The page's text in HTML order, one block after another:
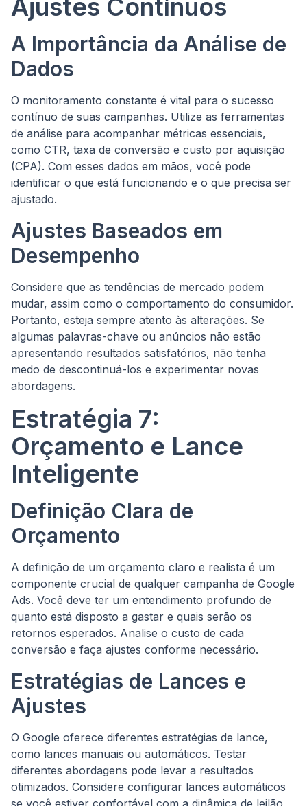
Ajustes Contínuos
A Importância da Análise de
Dados
O monitoramento constante é vital para o sucesso
contínuo de suas campanhas. Utilize as ferramentas
de análise para acompanhar métricas essenciais,
como CTR, taxa de conversão e custo por aquisição
(CPA). Com esses dados em mãos, você pode
identificar o que está funcionando e o que precisa ser
ajustado.
Ajustes Baseados em
Desempenho
Considere que as tendências de mercado podem
mudar, assim como o comportamento do consumidor.
Portanto, esteja sempre atento às alterações. Se
algumas palavras-chave ou anúncios não estão
apresentando resultados satisfatórios, não tenha
medo de descontinuá-los e experimentar novas
abordagens.
Estratégia 7:
Orçamento e Lance
Inteligente
Definição Clara de
Orçamento
A definição de um orçamento claro e realista é um
componente crucial de qualquer campanha de Google
Ads. Você deve ter um entendimento profundo de
quanto está disposto a gastar e quais serão os
retornos esperados. Analise o custo de cada
conversão e faça ajustes conforme necessário.
Estratégias de Lances e
Ajustes
O Google oferece diferentes estratégias de lance,
como lances manuais ou automáticos. Testar
diferentes abordagens pode levar a resultados
otimizados. Considere configurar lances automáticos
se você estiver confortável com a dinâmica de leilão